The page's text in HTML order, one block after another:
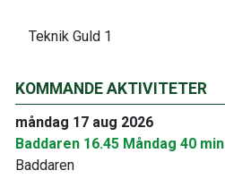
Teknik Guld 1
KOMMANDE AKTIVITETER
måndag 17 aug 2026
Baddaren 16.45 Måndag 40 min
Baddaren